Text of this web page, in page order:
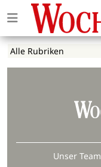
Unser Team